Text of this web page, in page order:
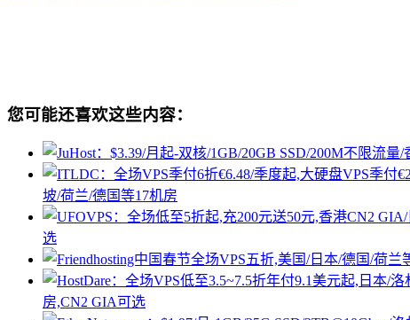
您可能还喜欢这些内容：
坡/荷兰/德国等17机房
选
房,CN2 GIA可选